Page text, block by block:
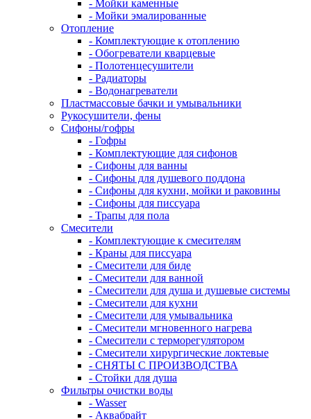
- Мойки каменные
- Мойки эмалированные
Отопление
- Комплектующие к отоплению
- Обогреватели кварцевые
- Полотенцесушители
- Радиаторы
- Водонагреватели
Пластмассовые бачки и умывальники
Рукосушители, фены
Сифоны/гофры
- Гофры
- Комплектующие для сифонов
- Сифоны для ванны
- Сифоны для душевого поддона
- Сифоны для кухни, мойки и раковины
- Сифоны для писсуара
- Трапы для пола
Смесители
- Комплектующие к смесителям
- Краны для писсуара
- Смесители для биде
- Смесители для ванной
- Смесители для душа и душевые системы
- Смесители для кухни
- Смесители для умывальника
- Смесители мгновенного нагрева
- Смесители с терморегулятором
- Смесители хирургические локтевые
- СНЯТЫ С ПРОИЗВОДСТВА
- Стойки для душа
Фильтры очистки воды
- Wasser
- Аквабрайт